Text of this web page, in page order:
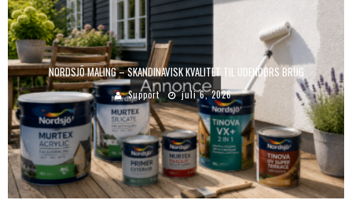
NORDSJÖ MALING – SKANDINAVISK KVALITET TIL UDENDØRS BRUG
Support juli 6, 2026